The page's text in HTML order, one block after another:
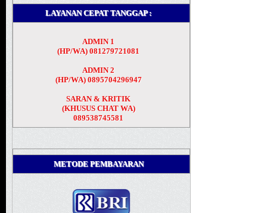
LAYANAN CEPAT TANGGAP :
ADMIN 1
(HP/WA) 081279721081
ADMIN 2
(HP/WA) 0895704296947
SARAN & KRITIK
(KHUSUS CHAT WA)
089538745581
METODE PEMBAYARAN